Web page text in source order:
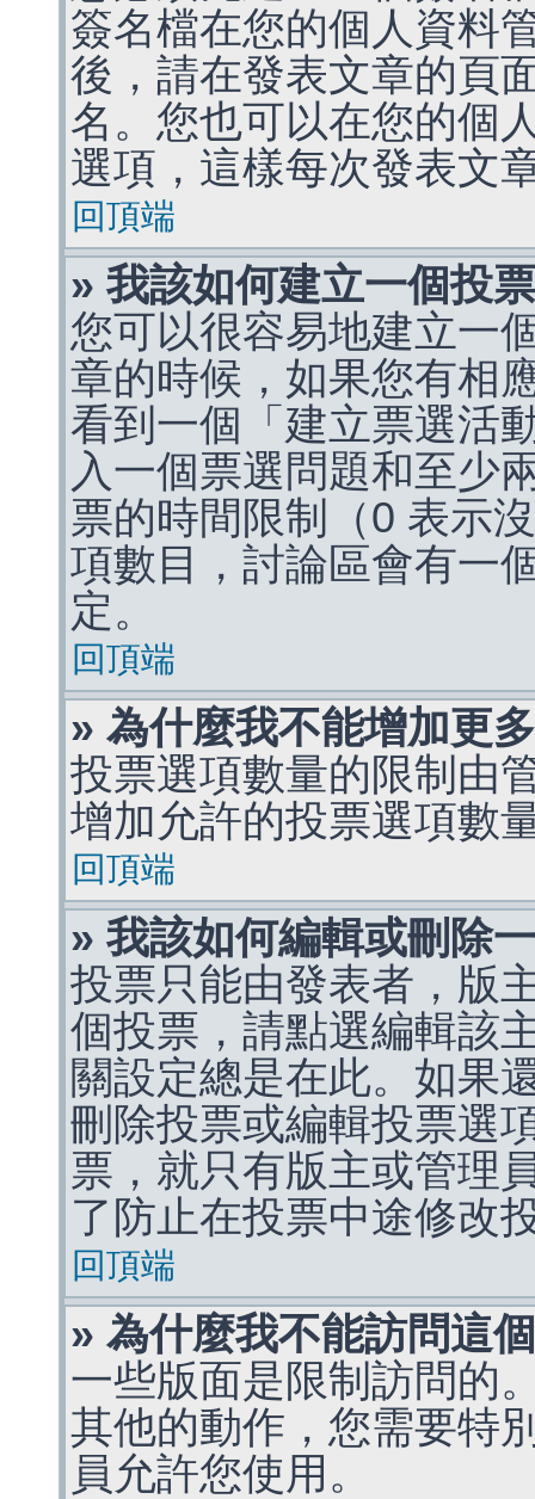
簽名檔在您的個人資料
後，請在發表文章的頁
名。您也可以在您的個
選項，這樣每次發表文
回頂端
» 我該如何建立一個投
您可以很容易地建立一
章的時候，如果您有相
看到一個「建立票選活
入一個票選問題和至少
票的時間限制（0 表示
項數目，討論區會有一
定。
回頂端
» 為什麼我不能增加更
投票選項數量的限制由
增加允許的投票選項數
回頂端
» 我該如何編輯或刪除
投票只能由發表者，版
個投票，請點選編輯該
關設定總是在此。如果
刪除投票或編輯投票選
票，就只有版主或管理
了防止在投票中途修改
回頂端
» 為什麼我不能訪問這
一些版面是限制訪問的
其他的動作，您需要特
員允許您使用。